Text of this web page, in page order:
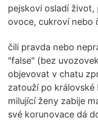
pejskovi osladí
ovoce, cukroví nebo
čili pravda nebo
"false" (bez
objevovat v chatu
zatouží po královské
milující ženy zabije
své korunovace dá